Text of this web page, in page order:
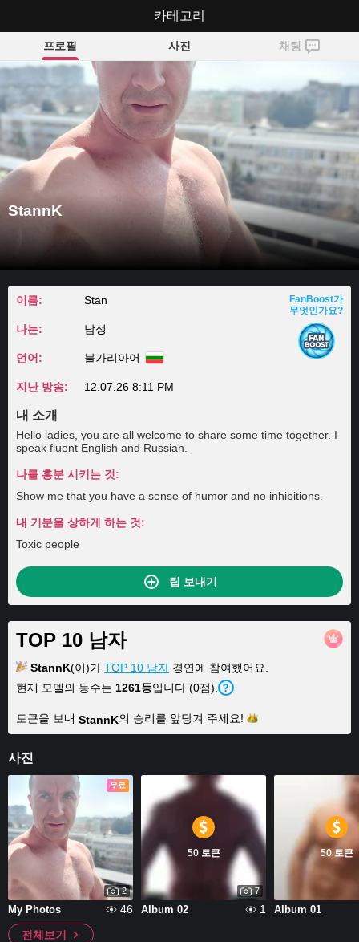
StannK
프로필 사진 채팅
StannK
이름: Stan
나는: 남성
언어: 불가리아어
지난 방송: 12.07.26 8:11 PM
FanBoost가
무엇인가요?
내 소개
Hello ladies, you are all welcome to share some time together. I
speak fluent English and Russian.
나를 흥분 시키는 것:
Show me that you have a sense of humor and no inhibitions.
내 기분을 상하게 하는 것:
Toxic people
팁 보내기
TOP 10 남자
StannK(이)가 TOP 10 남자 경연에 참여했어요.
현재 모델의 등수는 1261등입니다 (0점).
토큰을 보내 StannK의 승리를 앞당겨 주세요!
사진
무료
2
My Photos 46
50 토큰
7
Album 02 1
50 토큰
Album 01
전체보기
카테고리